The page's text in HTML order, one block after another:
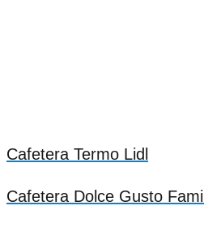
Cafetera Termo Lidl
Cafetera Dolce Gusto